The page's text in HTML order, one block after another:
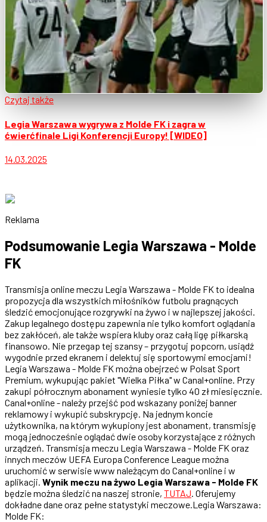
Czytaj także
Legia Warszawa wygrywa z Molde FK i zagra w
ćwierćfinale Ligi Konferencji Europy! [WIDEO]
14.03.2025
Reklama
Podsumowanie Legia Warszawa - Molde
FK
Transmisja online meczu Legia Warszawa - Molde FK to idealna
propozycja dla wszystkich miłośników futbolu pragnących
śledzić emocjonujące rozgrywki na żywo i w najlepszej jakości.
Zakup legalnego dostępu zapewnia nie tylko komfort oglądania
bez zakłóceń, ale także wspiera kluby oraz całą ligę piłkarską
finansowo. Nie przegap tej szansy – przygotuj popcorn, usiądź
wygodnie przed ekranem i delektuj się sportowymi emocjami!
Legia Warszawa - Molde FK można obejrzeć w Polsat Sport
Premium, wykupując pakiet "Wielka Piłka" w Canal+online. Przy
zakupi półrocznym abonament wyniesie tylko 40 zł miesięcznie.
Canal+online - należy przejść pod wskazany poniżej banner
reklamowy i wykupić subskrypcję. Na jednym koncie
użytkownika, na którym wykupiony jest abonament, transmisję
mogą jednocześnie oglądać dwie osoby korzystające z różnych
urządzeń. Transmisja meczu Legia Warszawa - Molde FK oraz
innych meczów UEFA Europa Conference League można
uruchomić w serwisie www należącym do Canal+online i w
aplikacji. Wynik meczu na żywo Legia Warszawa - Molde FK
będzie można śledzić na naszej stronie, TUTAJ . Oferujemy
dokładne dane oraz pełne statystyki meczowe.Legia Warszawa:
Molde FK: